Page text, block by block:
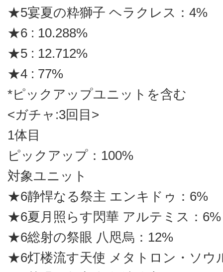
★5宴夏の粋獅子 ヘラクレス：4%
★6 : 10.288%
★5 : 12.712%
★4 : 77%
*ピックアップユニットを含む
<ガチャ:3回目>
1体目
ピックアップ：100%
対象ユニット
★6静悍なる祭主 エンキドゥ：6%
★6夏月照らす閃華 アルテミス：6%
★6総射の祭眼 八咫烏：12%
★6灯楼流す天使 メタトロン・ソウ